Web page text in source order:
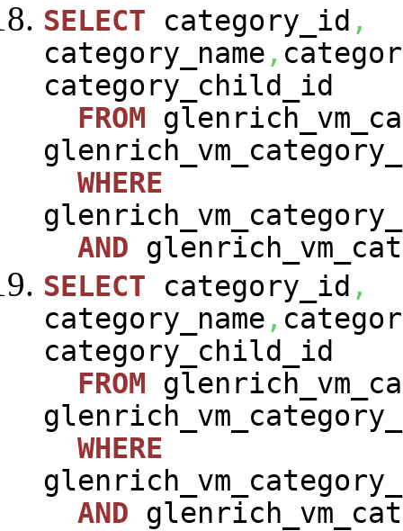
SELECT category_id ,
category_name ,
category_child_id
FROM
WHERE
AND
SELECT category_id ,
category_name ,
category_child_id
FROM
WHERE
AND